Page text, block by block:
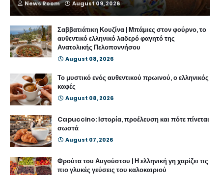
News Room August 09, 2026
Σαββατιάτικη Κουζίνα | Μπάμιες στον φούρνο, το
αυθεντικό ελληνικό λαδερό φαγητό της
Ανατολικής Πελοποννήσου
August 08, 2026
Το μυστικό ενός αυθεντικού πρωινού, ο ελληνικός
καφές
August 08, 2026
Capuccino: Ιστορία, προέλευση και πότε πίνεται
σωστά
August 07, 2026
Φρούτα του Αυγούστου | Η ελληνική γη χαρίζει τις
πιο γλυκές γεύσεις του καλοκαιριού